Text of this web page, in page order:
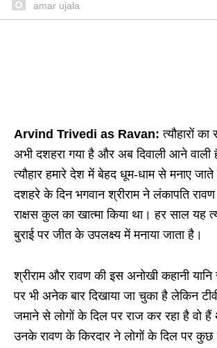
amar ujala
Arvind Trivedi as Ravan: त्यौहारों
अभी दशहरा गया है और अब दिवाली आने वाली
त्यौहार हमारे देश में बेहद धूम-धाम से मनाए
दशहरे के दिन भगवान श्रीराम ने लंकापति
राक्षस कुल का खात्मा किया था। हर साल यह
बुराई पर जीत के उपलक्ष्य में मनाया जाता है।
श्रीराम और रावण की इस अनोखी कहानी यानि
पर भी अनेक बार दिखाया जा चुका है लेकिन
जमाने से लोगों के दिल पर राज कर रहा है वो हैं
उनके रावण के किरदार ने लोगों के दिल पर कुछ